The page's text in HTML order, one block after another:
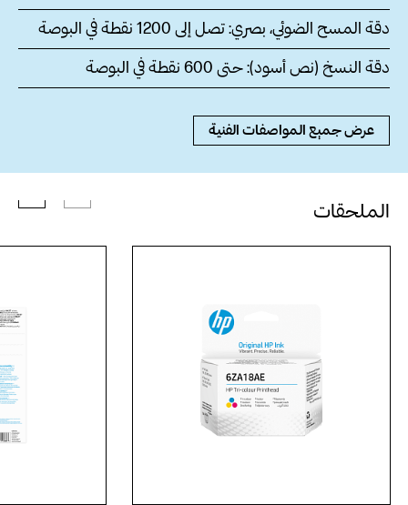
دقة المسح الضوئي، بصري:تصل إلى 1200 نقطة في البوصة
دقة النسخ (نص أسود):حتى 600 نقطة في البوصة
عرض جميع المواصفات الفنية
الملحقات